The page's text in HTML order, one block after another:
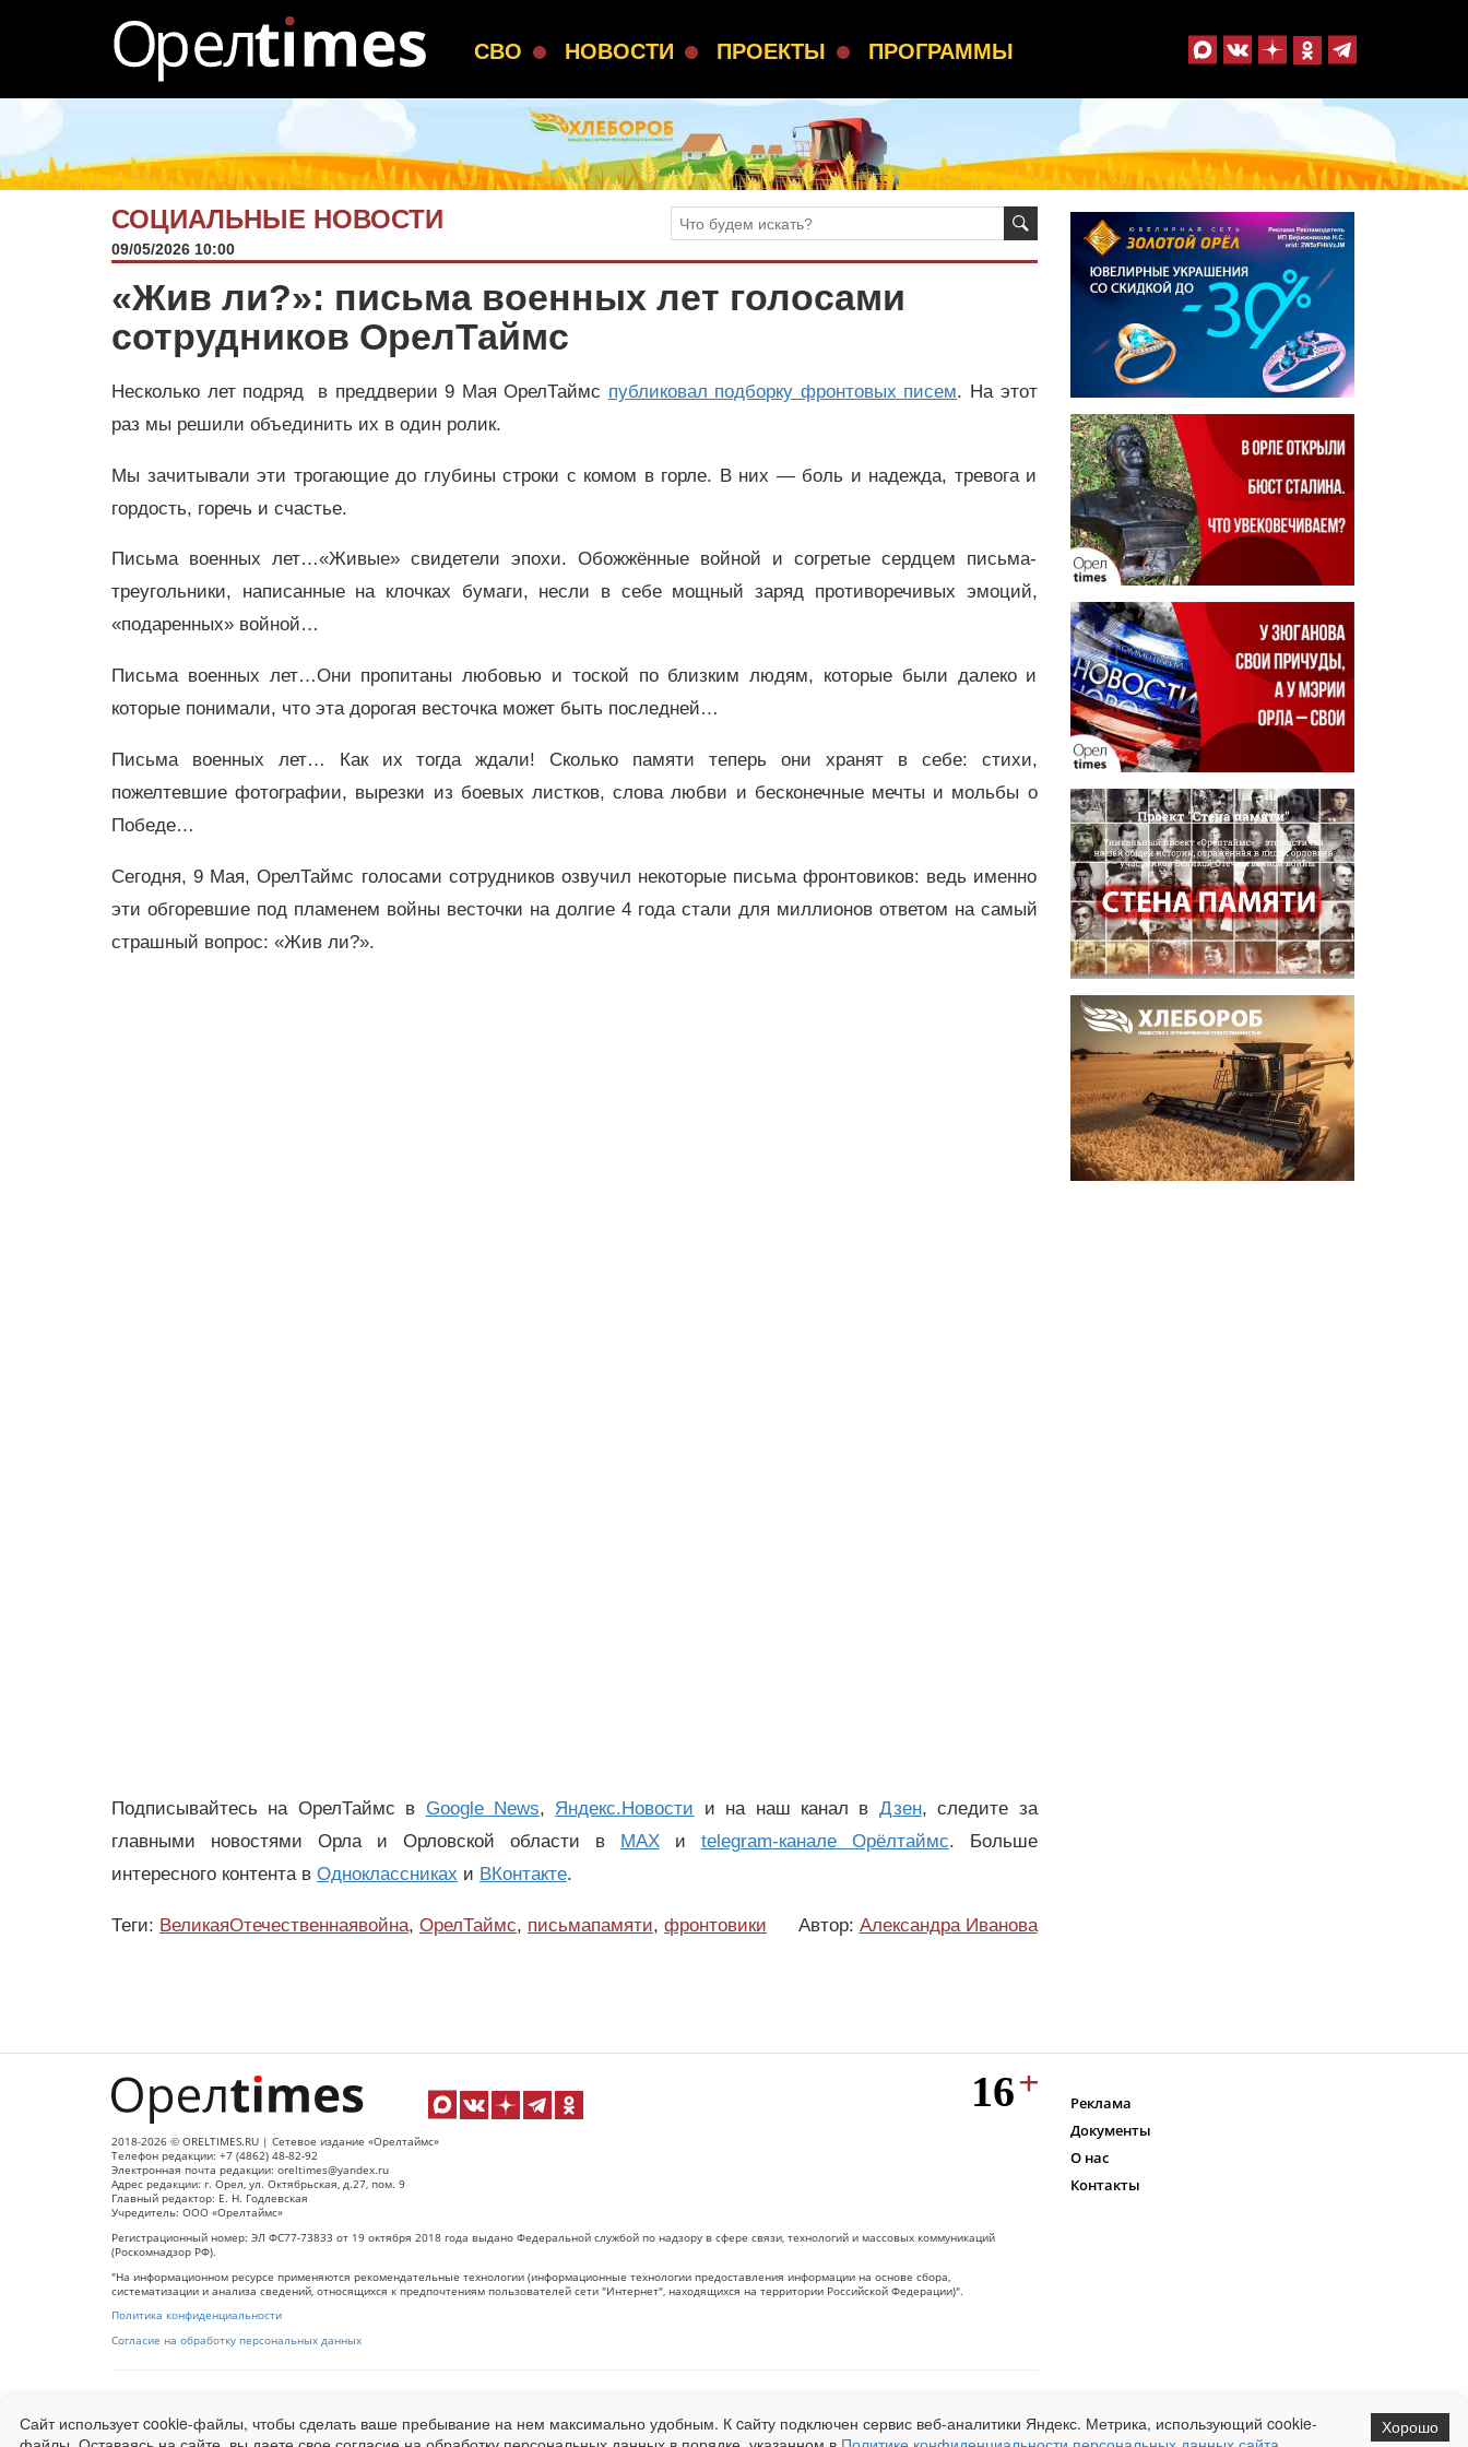
СВО НОВОСТИ ПРОЕКТЫ ПРОГРАММЫ
СОЦИАЛЬНЫЕ НОВОСТИ
09/05/2026 10:00
«Жив ли?»: письма военных лет голосами
сотрудников ОрелТаймс
Несколько лет подряд в преддверии 9 Мая ОрелТаймс публиковал подборку фронтовых писем. На этот
раз мы решили объединить их в один ролик.
Мы зачитывали эти трогающие до глубины строки с комом в горле. В них — боль и надежда, тревога и
гордость, горечь и счастье.
Письма военных лет…«Живые» свидетели эпохи. Обожжённые войной и согретые сердцем письма-
треугольники, написанные на клочках бумаги, несли в себе мощный заряд противоречивых эмоций,
«подаренных» войной…
Письма военных лет…Они пропитаны любовью и тоской по близким людям, которые были далеко и
которые понимали, что эта дорогая весточка может быть последней…
Письма военных лет… Как их тогда ждали! Сколько памяти теперь они хранят в себе: стихи,
пожелтевшие фотографии, вырезки из боевых листков, слова любви и бесконечные мечты и мольбы о
Победе…
Сегодня, 9 Мая, ОрелТаймс голосами сотрудников озвучил некоторые письма фронтовиков: ведь именно
эти обгоревшие под пламенем войны весточки на долгие 4 года стали для миллионов ответом на самый
страшный вопрос: «Жив ли?».
Подписывайтесь на ОрелТаймс в Google News, Яндекс.Новости и на наш канал в Дзен, следите за
главными новостями Орла и Орловской области в
MAXи telegram-канале Орёлтаймс. Больше
интересного контента в Одноклассниках и ВКонтакте.
Теги: ВеликаяОтечественнаявойна, ОрелТаймс, письмапамяти, фронтовики Автор: Александра Иванова
2018-2026 © ORELTIMES.RU | Сетевое издание «Орелтаймс»
Телефон редакции: +7 (4862) 48-82-92
Электронная почта редакции: oreltimes@yandex.ru
Адрес редакции: г. Орел, ул. Октябрьская, д.27, пом. 9
Главный редактор: Е. Н. Годлевская
Учредитель: ООО «Орелтаймс»
Регистрационный номер: ЭЛ ФС77-73833 от 19 октября 2018 года выдано Федеральной службой по надзору в сфере связи, технологий и массовых коммуникаций
(Роскомнадзор РФ).
"На информационном ресурсе применяются рекомендательные технологии (информационные технологии предоставления информации на основе сбора,
систематизации и анализа сведений, относящихся к предпочтениям пользователей сети "Интернет", находящихся на территории Российской Федерации)".
Политика конфиденциальности
Согласие на обработку персональных данных
Ограниченная статистика посещаемости доступна на сайтеLiveinternet.ru . Подробная статистика для рекламодателей по запросу у менеджера.
Реклама
Документы
О нас
Контакты
Сайт использует cookie-файлы, чтобы сделать ваше пребывание на нем максимально удобным. К cайту подключен сервис веб-аналитики Яндекс. Метрика, использующий cookie-
Хорошо